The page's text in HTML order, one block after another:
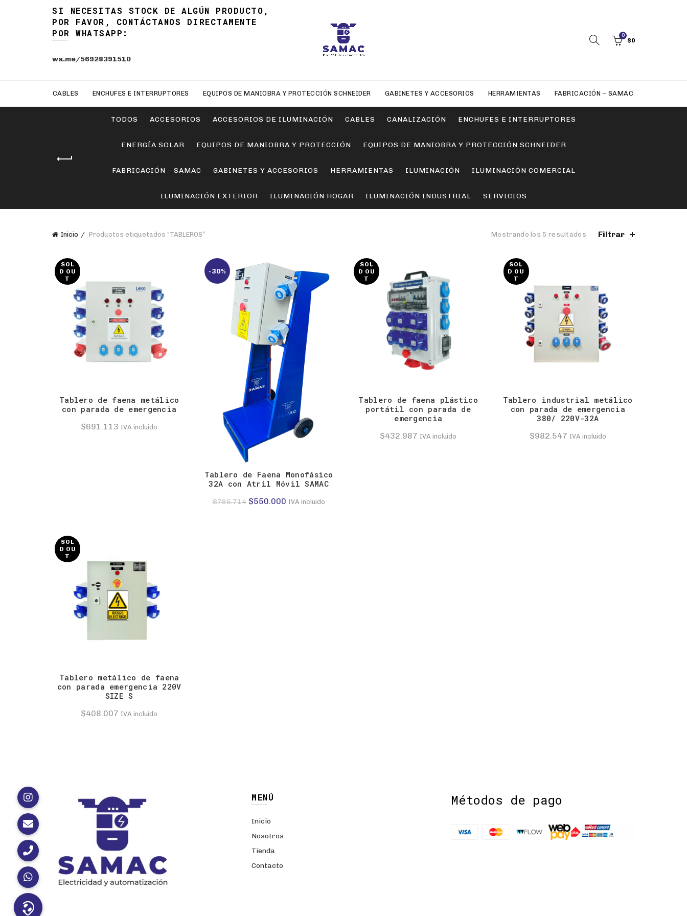
SI NECESITAS STOCK DE ALGÚN PRODUCTO,
POR FAVOR, CONTÁCTANOS DIRECTAMENTE
POR WHATSAPP:
wa.me/56928391510
0
$0
CABLES ENCHUFES E INTERRUPTORES EQUIPOS DE MANIOBRA Y PROTECCIÓN SCHNEIDER GABINETES Y ACCESORIOS HERRAMIENTAS FABRICACIÓN – SAMAC
TODOS ACCESORIOS ACCESORIOS DE ILUMINACIÓN CABLES CANALIZACIÓN ENCHUFES E INTERRUPTORES
ENERGÍA SOLAR EQUIPOS DE MANIOBRA Y PROTECCIÓN EQUIPOS DE MANIOBRA Y PROTECCIÓN SCHNEIDER
FABRICACIÓN – SAMAC GABINETES Y ACCESORIOS HERRAMIENTAS ILUMINACIÓN ILUMINACIÓN COMERCIAL
ILUMINACIÓN EXTERIOR ILUMINACIÓN HOGAR ILUMINACIÓN INDUSTRIAL SERVICIOS
Inicio Productos etiquetados “TABLEROS” Mostrando los 5 resultados Filtrar
SOL
D OU
T
Tablero de faena metálico
con parada de emergencia
$691.113 IVA incluido
-30%
Tablero de Faena Monofásico
32A con Atril Móvil SAMAC
$785.714 El
$550.000ElIVA incluido
SOL
D OU
T
Tablero de faena plástico
portátil con parada de
emergencia
$432.987 IVA incluido
SOL
D OU
T
Tablero industrial metálico
con parada de emergencia
380/ 220V-32A
$982.547 IVA incluido
SOL
D OU
T
Tablero metálico de faena
con parada emergencia 220V
SIZE S
$408.007 IVA incluido
MENÚ
Inicio
Nosotros
Tienda
Contacto
Métodos de pago